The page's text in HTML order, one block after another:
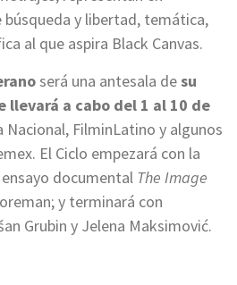
y libertad, temática,
al que aspira Black Canvas.
será una antesala desu
llevará a cabo del 1 al 10 de
Nacional, FilminLatino y algunos
El Ciclo empezará con la
documental The Image
y terminará con
Grubin y Jelena Maksimović.